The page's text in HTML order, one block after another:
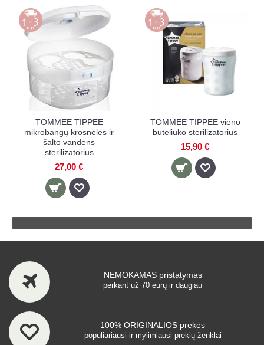
TOMMEE TIPPEE
mikrobangų krosnelės ir
šalto vandens
sterilizatorius
27,00 €
TOMMEE TIPPEE vieno
buteliuko sterilizatorius
15,90 €
NEMOKAMAS pristatymas
perkant už 70 eurų ir daugiau
100% ORIGINALIOS prekės
populiariausi ir mylimiausi prekių ženklai